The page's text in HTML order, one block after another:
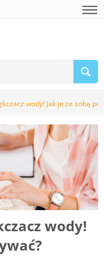
wody! Jak je ze sobą
wody!